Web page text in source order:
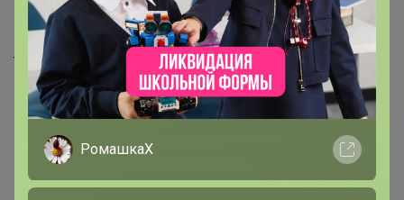
Шоурумы
Торговые марки
Наша команда
В наличии
Подарочные сертификаты
Реклама на сайте
РомашкаХ